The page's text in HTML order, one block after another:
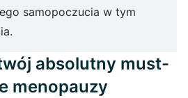
samopoczucia w tym
absolutny must-
menopauzy